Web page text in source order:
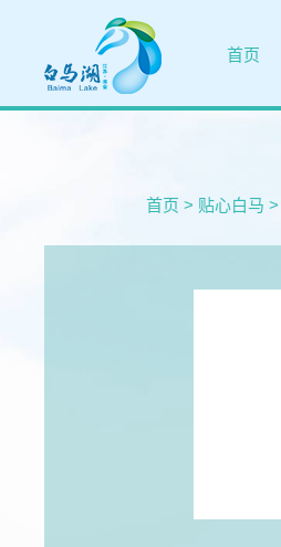
首页
首页 > 贴心白马 >